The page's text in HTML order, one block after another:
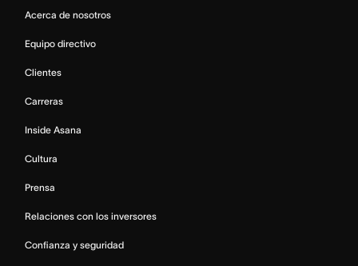
Acerca de nosotros
Equipo directivo
Clientes
Carreras
Inside Asana
Cultura
Prensa
Relaciones con los inversores
Confianza y seguridad